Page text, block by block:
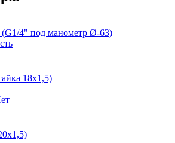
4" под манометр Ø-63)
18x1,5)